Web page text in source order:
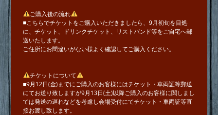
ご購入後の流れ
■こちらでチケットをご購入いただきましたら、9月初旬を目処
に、チケット、ドリンクチケット、リストバンド等をご自宅へ郵
送いたします。
ご住所にお間違いがない様よく確認してご購入ください。
チケットについて
■9月12日(金)までにご購入のお客様にはチケット・車両証等郵送
にてお送り致しますが9月13日(土)以降ご購入のお客様に関しまし
ては発送の遅れなどを考慮し会場受付にてチケット・車両証等直
接お渡し致します。